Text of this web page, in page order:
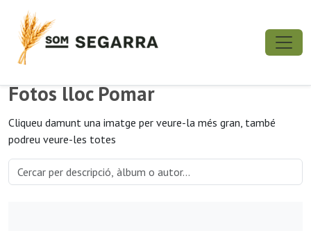
Fotos lloc Pomar
Cliqueu damunt una imatge per veure-la més gran, també
podreu veure-les totes